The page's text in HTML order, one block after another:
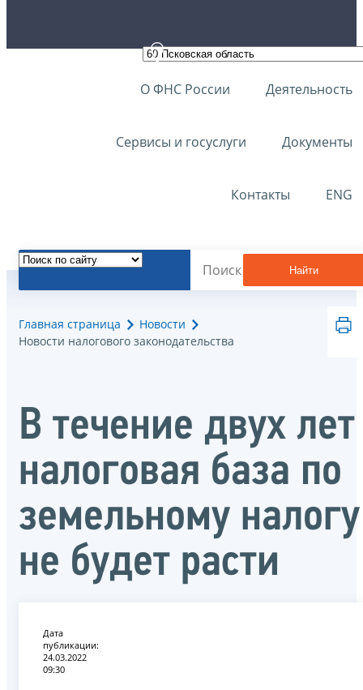
О ФНС России Деятельность
Сервисы и госуслуги Документы
Контакты ENG
Найти
Главная страница
Новости
Новости налогового законодательства
В течение двух лет
налоговая база по
земельному налогу
не будет расти
Дата
публикации:
24.03.2022
09:30